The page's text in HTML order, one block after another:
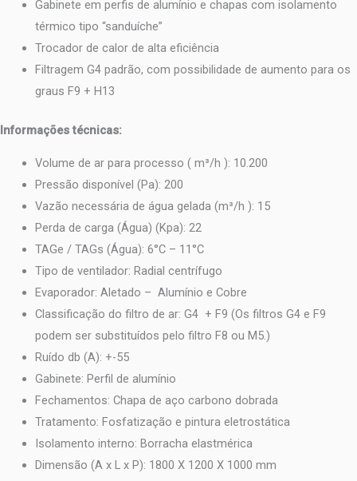
Gabinete em perfis de alumínio e chapas com isolamento
térmico tipo “sanduíche”
Trocador de calor de alta eficiência
Filtragem G4 padrão, com possibilidade de aumento para os
graus F9 + H13
Informações técnicas:
Volume de ar para processo ( m³/h ): 10.200
Pressão disponível (Pa): 200
Vazão necessária de água gelada (m³/h ): 15
Perda de carga (Água) (Kpa): 22
TAGe / TAGs (Água): 6°C – 11°C
Tipo de ventilador: Radial centrífugo
Evaporador: Aletado – Alumínio e Cobre
Classificação do filtro de ar: G4 + F9 (Os filtros G4 e F9
podem ser substituídos pelo filtro F8 ou M5.)
Ruído db (A): +-55
Gabinete: Perfil de alumínio
Fechamentos: Chapa de aço carbono dobrada
Tratamento: Fosfatização e pintura eletrostática
Isolamento interno: Borracha elastmérica
Dimensão (A x L x P): 1800 X 1200 X 1000 mm